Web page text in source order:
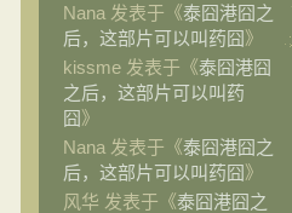
Nana 发表于《泰囧港囧之
后，这部片可以叫药囧》
kissme 发表于《泰囧港囧
之后，这部片可以叫药
囧》
Nana 发表于《泰囧港囧之
后，这部片可以叫药囧》
风华 发表于《泰囧港囧之